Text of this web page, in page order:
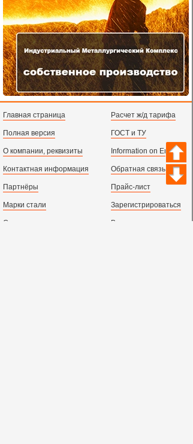
Главная страница
Полная версия
О компании, реквизиты
Контактная информация
Партнёры
Марки стали
Сортамент металлопроката
Расчет ж/д тарифа
ГОСТ и ТУ
Information on English
Обратная связь
Прайс-лист
Зарегистрироваться
Вход с паролем